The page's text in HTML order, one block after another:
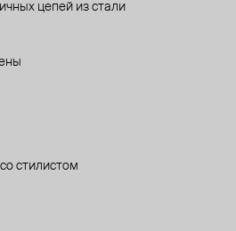
цепей из стали
стилистом